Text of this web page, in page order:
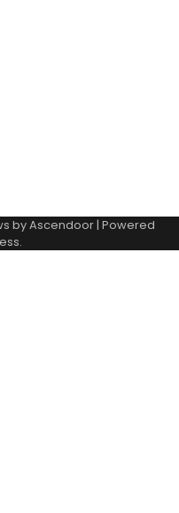
byAscendoor | Powered
.